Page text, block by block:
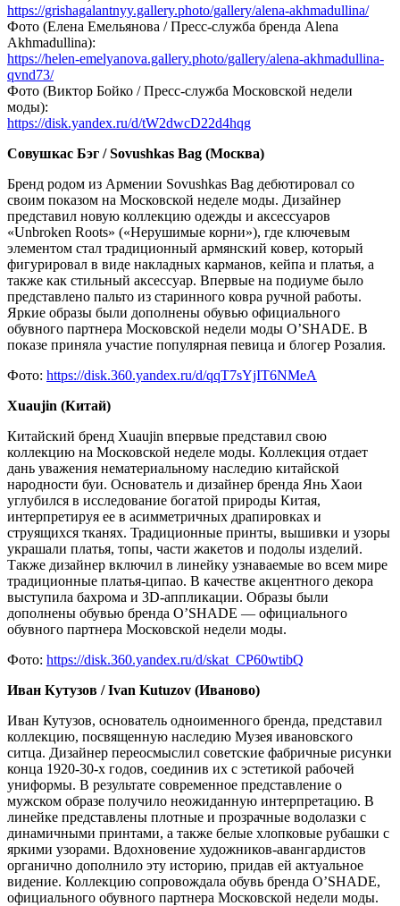
https://grishagalantnyy.gallery.photo/gallery/alena-akhmadullina/
Фото (Елена Емельянова / Пресс-служба бренда Alena
Akhmadullina):
https://helen-emelyanova.gallery.photo/gallery/alena-akhmadullina-
qvnd73/
Фото (Виктор Бойко / Пресс-служба Московской недели
моды):
https://disk.yandex.ru/d/tW2dwcD22d4hqg
Совушкас Бэг / Sovushkas Bag (Москва)
Бренд родом из Армении Sovushkas Bag дебютировал со
своим показом на Московской неделе моды. Дизайнер
представил новую коллекцию одежды и аксессуаров
«Unbroken Roots» («Нерушимые корни»), где ключевым
элементом стал традиционный армянский ковер, который
фигурировал в виде накладных карманов, кейпа и платья, а
также как стильный аксессуар. Впервые на подиуме было
представлено пальто из старинного ковра ручной работы.
Яркие образы были дополнены обувью официального
обувного партнера Московской недели моды O’SHADE. В
показе приняла участие популярная певица и блогер Розалия.
Фото: https://disk.360.yandex.ru/d/qqT7sYjIT6NMeA
Xuaujin (Китай)
Китайский бренд Xuaujin впервые представил свою
коллекцию на Московской неделе моды. Коллекция отдает
дань уважения нематериальному наследию китайской
народности буи. Основатель и дизайнер бренда Янь Хаои
углубился в исследование богатой природы Китая,
интерпретируя ее в асимметричных драпировках и
струящихся тканях. Традиционные принты, вышивки и узоры
украшали платья, топы, части жакетов и подолы изделий.
Также дизайнер включил в линейку узнаваемые во всем мире
традиционные платья-ципао. В качестве акцентного декора
выступила бахрома и 3D-аппликации. Образы были
дополнены обувью бренда O’SHADE — официального
обувного партнера Московской недели моды.
Фото: https://disk.360.yandex.ru/d/skat_CP60wtibQ
Иван Кутузов / Ivan Kutuzov (Иваново)
Иван Кутузов, основатель одноименного бренда, представил
коллекцию, посвященную наследию Музея ивановского
ситца. Дизайнер переосмыслил советские фабричные рисунки
конца 1920-30-х годов, соединив их с эстетикой рабочей
униформы. В результате современное представление о
мужском образе получило неожиданную интерпретацию. В
линейке представлены плотные и прозрачные водолазки с
динамичными принтами, а также белые хлопковые рубашки с
яркими узорами. Вдохновение художников-авангардистов
органично дополнило эту историю, придав ей актуальное
видение. Коллекцию сопровождала обувь бренда O’SHADE,
официального обувного партнера Московской недели моды.